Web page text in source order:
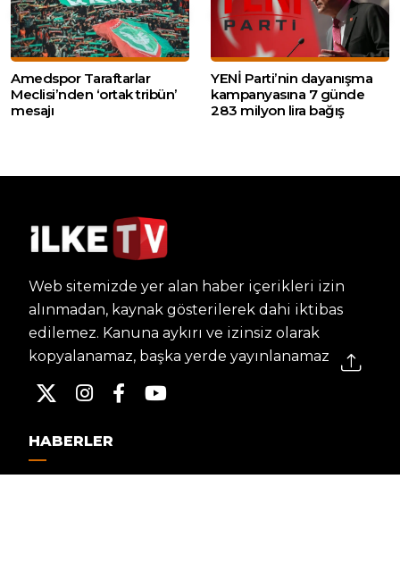
Amedspor Taraftarlar
Meclisi’nden ‘ortak tribün’
mesajı
YENİ Parti’nin dayanışma
kampanyasına 7 günde
283 milyon lira bağış
Web sitemizde yer alan haber içerikleri izin
alınmadan, kaynak gösterilerek dahi iktibas
edilemez. Kanuna aykırı ve izinsiz olarak
kopyalanamaz, başka yerde yayınlanamaz.
HABERLER